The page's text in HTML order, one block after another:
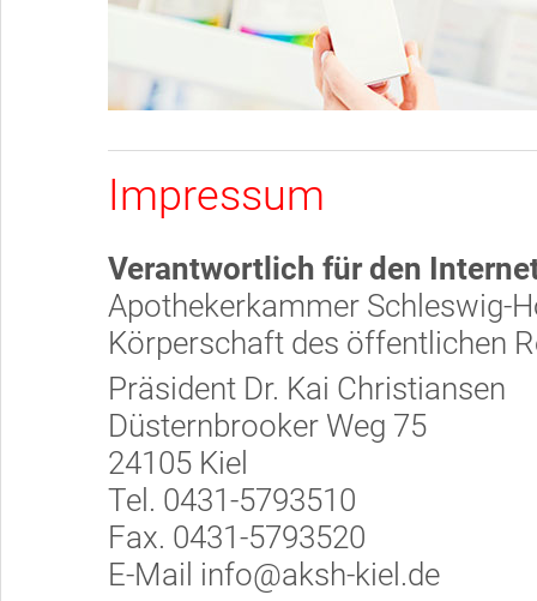
Impressum
Verantwortlich für den
Apothekerkammer Schleswig-
Körperschaft des öffentlichen
Präsident Dr. Kai Christiansen
Düsternbrooker Weg 75
24105 Kiel
Tel. 0431-5793510
Fax. 0431-5793520
E-Mail info@aksh-kiel.de